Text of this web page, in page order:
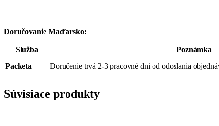
Doručovanie Maďarsko:
Služba
Poznámka
Packeta
Doručenie trvá 2-3 pracovné dni od odoslania
Súvisiace produkty